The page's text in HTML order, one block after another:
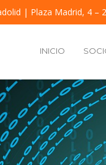
| Plaza Madrid, 4 –
INICIO